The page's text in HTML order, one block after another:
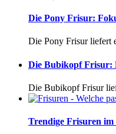
Die Pony Frisur:
Die Pony Frisur liefert
Die Bubikopf Frisur:
Die Bubikopf Frisur
Trendige Frisuren